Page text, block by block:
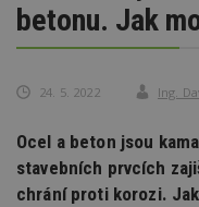
betonu. Jak
24. 5. 2022 Ing.
Ocel a beton jsou
stavebních prvcích
chrání proti korozi.